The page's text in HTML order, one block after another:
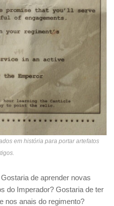
em história para portar artefatos
de aprender novas
do Imperador? Gostaria de ter
nos anais do regimento?